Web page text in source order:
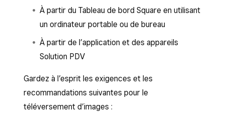
À partir du Tableau de bord Square en utilisant
un ordinateur portable ou de bureau
À partir de l’application et des appareils
Solution PDV
Gardez à l’esprit les exigences et les
recommandations suivantes pour le
téléversement d’images :